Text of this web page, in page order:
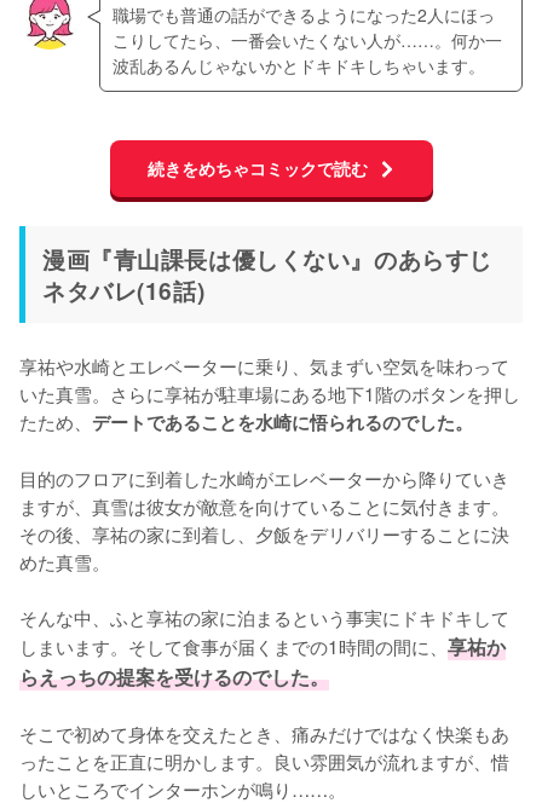
職場でも普通の話ができるようになった2人にほっ
こりしてたら、一番会いたくない人が……。何か一
波乱あるんじゃないかとドキドキしちゃいます。
続きをめちゃコミックで読む
漫画『青山課長は優しくない』のあらすじ
ネタバレ(16話)
享祐や水崎とエレベーターに乗り、気まずい空気を味わって
いた真雪。さらに享祐が駐車場にある地下1階のボタンを押し
たため、 デートであることを水崎に悟られるのでした。
目的のフロアに到着した水崎がエレベーターから降りていき
ますが、真雪は彼女が敵意を向けていることに気付きます。
その後、享祐の家に到着し、夕飯をデリバリーすることに決
めた真雪。
そんな中、ふと享祐の家に泊まるという事実にドキドキして
しまいます。そして食事が届くまでの1時間の間に、 享祐か
らえっちの提案を受けるのでした。
そこで初めて身体を交えたとき、痛みだけではなく快楽もあ
ったことを正直に明かします。良い雰囲気が流れますが、惜
しいところでインターホンが鳴り……。